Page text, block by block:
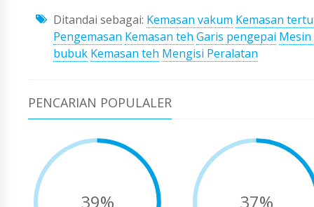
Ditandai sebagai: Kemasan vakum Kemasan
Pengemasan Kemasan teh Garis pengepai
bubuk Kemasan teh Mengisi Peralatan
PENCARIAN POPULALER
39% 37%